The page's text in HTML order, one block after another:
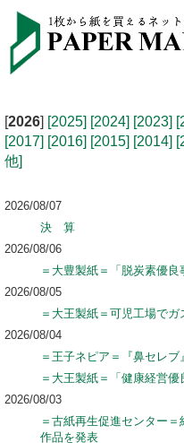
[2026] [2025] [2024] [2023]
[2017] [2016] [2015] [2014]
他]
2026/08/07
決 算
2026/08/06
＝大豊製紙＝「脱炭素優
2026/08/05
＝大王製紙＝可児工場でガ
2026/08/04
＝王子ネピア＝『鼻セレ
＝大王製紙＝「健康経営
2026/08/03
＝古紙再生促進センター
作品を発表